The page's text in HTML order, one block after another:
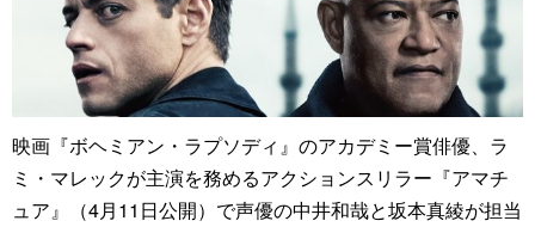
映画『ボヘミアン・ラプソディ』のアカデミー賞俳優、ラ
ミ・マレックが主演を務めるアクションスリラー『アマチ
ュア』（4月11日公開）で声優の中井和哉と坂本真綾が担当